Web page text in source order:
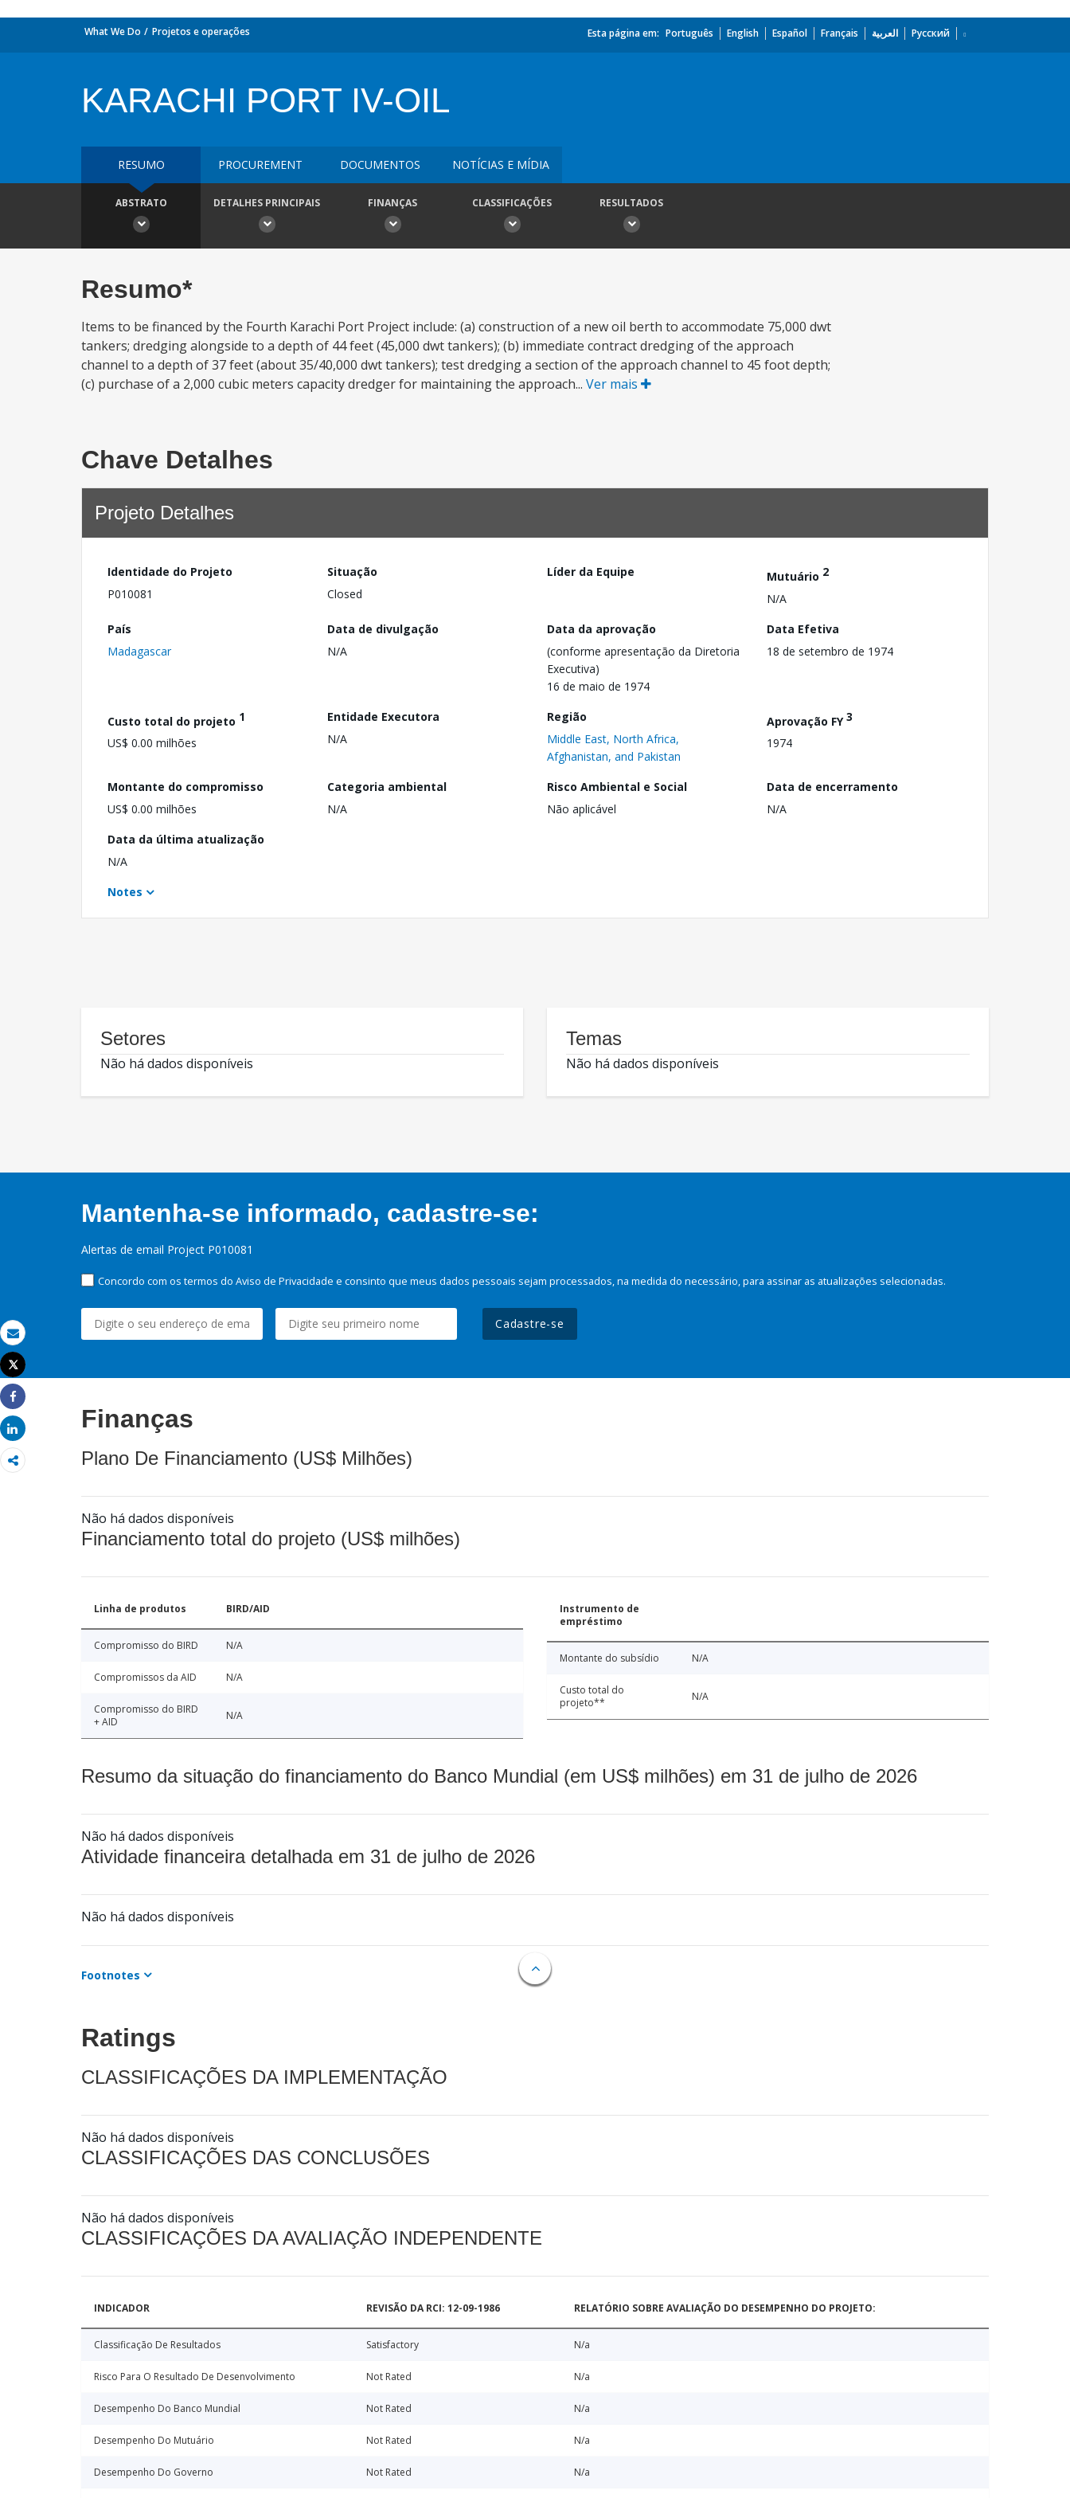
Email
Imprimir
Tweet
Share
Share
What We Do Projetos e operações Esta página em: Português English Español Français العربية Русский
KARACHI PORT IV-OIL
RESUMO PROCUREMENT DOCUMENTOS NOTÍCIAS E MÍDIA
ABSTRATO DETALHES PRINCIPAIS FINANÇAS CLASSIFICAÇÕES RESULTADOS
Resumo*
Items to be financed by the Fourth Karachi Port Project include: (a) construction of a new oil berth to accommodate 75,000 dwt
tankers; dredging alongside to a depth of 44 feet (45,000 dwt tankers); (b) immediate contract dredging of the approach
channel to a depth of 37 feet (about 35/40,000 dwt tankers); test dredging a section of the approach channel to 45 foot depth;
(c) purchase of a 2,000 cubic meters capacity dredger for maintaining the approach... Ver mais
Chave Detalhes
Projeto Detalhes
Identidade do Projeto
P010081
Situação
Closed
Líder da Equipe Mutuário 2
N/A
País
Madagascar
Data de divulgação
N/A
Data da aprovação
(conforme apresentação da Diretoria
Executiva)
16 de maio de 1974
Data Efetiva
18 de setembro de 1974
Custo total do projeto 1
US$ 0.00 milhões
Entidade Executora
N/A
Região
Middle East, North Africa,
Afghanistan, and Pakistan
Aprovação FY3
1974
Montante do compromisso
US$ 0.00 milhões
Categoria ambiental
N/A
Risco Ambiental e Social
Não aplicável
Data de encerramento
N/A
Data da última atualização
N/A
Notes
Setores
Não há dados disponíveis
Temas
Não há dados disponíveis
Mantenha-se informado, cadastre-se:
Alertas de email Project P010081
Concordo com os termos do Aviso de Privacidade e consinto que meus dados pessoais sejam processados, na medida do necessário, para assinar as atualizações selecionadas.
Cadastre-se
Finanças
Plano De Financiamento (US$ Milhões)
Não há dados disponíveis
Financiamento total do projeto (US$ milhões)
Linha de produtos BIRD/AID
Compromisso do BIRD N/A
Compromissos da AID N/A
Compromisso do BIRD
+ AID
N/A
Instrumento de
empréstimo
Montante do subsídio N/A
Custo total do
projeto**
N/A
Resumo da situação do financiamento do Banco Mundial (em US$ milhões) em 31 de julho de 2026
Não há dados disponíveis
Atividade financeira detalhada em 31 de julho de 2026
Não há dados disponíveis
Footnotes
Ratings
CLASSIFICAÇÕES DA IMPLEMENTAÇÃO
Não há dados disponíveis
CLASSIFICAÇÕES DAS CONCLUSÕES
Não há dados disponíveis
CLASSIFICAÇÕES DA AVALIAÇÃO INDEPENDENTE
INDICADOR REVISÃO DA RCI: 12-09-1986 RELATÓRIO SOBRE AVALIAÇÃO DO DESEMPENHO DO PROJETO:
Classificação De Resultados Satisfactory N/a
Risco Para O Resultado De Desenvolvimento Not Rated N/a
Desempenho Do Banco Mundial Not Rated N/a
Desempenho Do Mutuário Not Rated N/a
Desempenho Do Governo Not Rated N/a